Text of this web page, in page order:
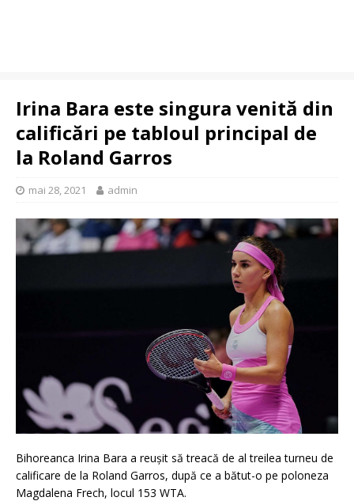
Irina Bara este singura venită din
calificări pe tabloul principal de
la Roland Garros
mai 28, 2021 admin
Bihoreanca Irina Bara a reușit să treacă de al treilea turneu de
calificare de la Roland Garros, după ce a bătut-o pe poloneza
Magdalena Frech, locul 153 WTA.